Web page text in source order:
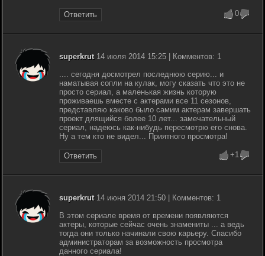
Ответить 0
superkrut14 июля 2014 15:25 | Комментов: 1
.... сегодня досмотрел последнюю серию... и
наматывая сопли на кулак, могу сказать что это не
просто сериал, а маленькая жизнь которую
проживаешь вместе с актерами все 11 сезонов,
представляю каково было самим актерам завершать
проект длящийся более 10 лет... замечательный
сериал, надеюсь как-нибудь пересмотрю его снова.
Ну а тем кто не видел... Приятного просмотра!
Ответить +1
superkrut14 июня 2014 21:50 | Комментов: 1
В этом сериале время от времени появляются
актеры, которые сейчас очень знамениты ... а ведь
тогда они только начинали свою карьеру. Спасибо
администраторам за возможность просмотра
данного сериала!